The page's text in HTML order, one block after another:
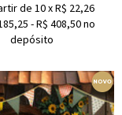
de 10xR$ 22,26
-R$ 408,50no
depósito